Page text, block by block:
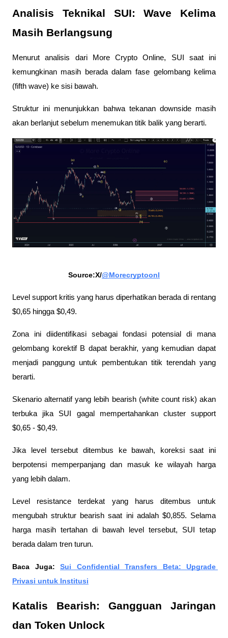
Analisis Teknikal SUI: Wave Kelima
Masih Berlangsung
Menurut analisis dari More Crypto Online, SUI saat ini
kemungkinan masih berada dalam fase gelombang kelima
(fifth wave) ke sisi bawah.
Struktur ini menunjukkan bahwa tekanan downside masih
akan berlanjut sebelum menemukan titik balik yang berarti.
Source:X/@Morecryptoonl
Level support kritis yang harus diperhatikan berada di rentang
$0,65 hingga $0,49.
Zona ini diidentifikasi sebagai fondasi potensial di mana
gelombang korektif B dapat berakhir, yang kemudian dapat
menjadi panggung untuk pembentukan titik terendah yang
berarti.
Skenario alternatif yang lebih bearish (white count risk) akan
terbuka jika SUI gagal mempertahankan cluster support
$0,65 - $0,49.
Jika level tersebut ditembus ke bawah, koreksi saat ini
berpotensi memperpanjang dan masuk ke wilayah harga
yang lebih dalam.
Level resistance terdekat yang harus ditembus untuk
mengubah struktur bearish saat ini adalah $0,855. Selama
harga masih tertahan di bawah level tersebut, SUI tetap
berada dalam tren turun.
Baca Juga: Sui Confidential Transfers Beta: Upgrade
Privasi untuk Institusi
Katalis Bearish: Gangguan Jaringan
dan Token Unlock